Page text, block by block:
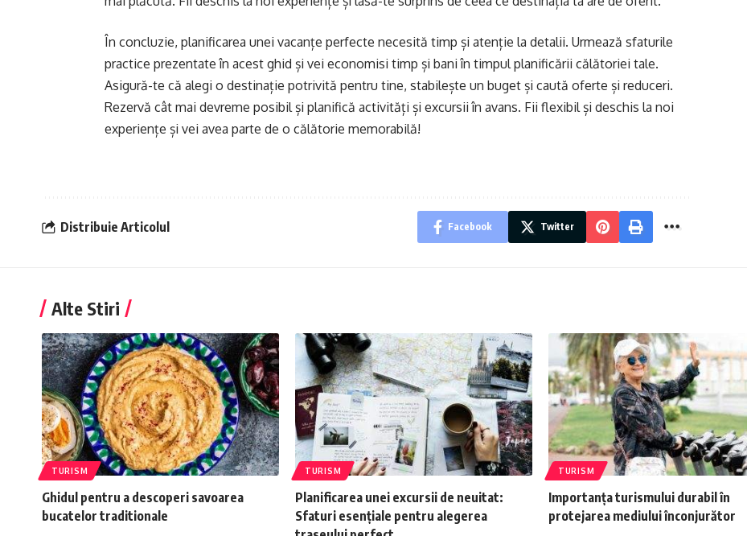
În concluzie, planificarea unei vacanțe perfecte necesită timp și atenție la detalii. Urmează sfaturile
practice prezentate în acest ghid și vei economisi timp și bani în timpul planificării călătoriei tale.
Asigură-te că alegi o destinație potrivită pentru tine, stabilește un buget și caută oferte și reduceri.
Rezervă cât mai devreme posibil și planifică activități și excursii în avans. Fii flexibil și deschis la noi
experiențe și vei avea parte de o călătorie memorabilă!
Distribuie Articolul Facebook Twitter
Alte Stiri
TURISM
Ghidul pentru a descoperi savoarea
bucatelor traditionale
TURISM
Planificarea unei excursii de neuitat:
Sfaturi esențiale pentru alegerea
TURISM
Importanța turismului durabil în
protejarea mediului înconjurător